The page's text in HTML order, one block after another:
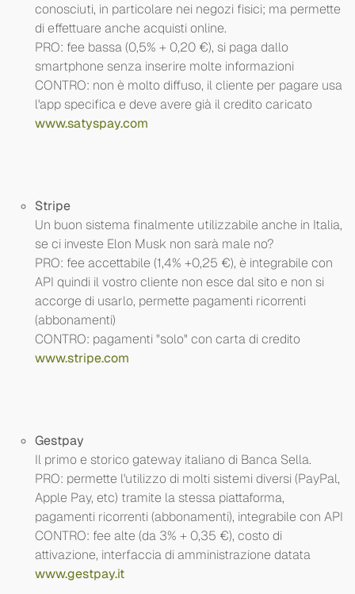
conosciuti, in particolare nei negozi fisici; ma permette
di effettuare anche acquisti online.
PRO: fee bassa (0,5% + 0,20 €), si paga dallo
smartphone senza inserire molte informazioni
CONTRO: non è molto diffuso, il cliente per pagare usa
l'app specifica e deve avere già il credito caricato
www.satyspay.com
Stripe
Un buon sistema finalmente utilizzabile anche in Italia,
se ci investe Elon Musk non sarà male no?
PRO: fee accettabile (1,4% +0,25 €), è integrabile con
API quindi il vostro cliente non esce dal sito e non si
accorge di usarlo, permette pagamenti ricorrenti
(abbonamenti)
CONTRO: pagamenti "solo" con carta di credito
www.stripe.com
Gestpay
Il primo e storico gateway italiano di Banca Sella.
PRO: permette l'utilizzo di molti sistemi diversi (PayPal,
Apple Pay, etc) tramite la stessa piattaforma,
pagamenti ricorrenti (abbonamenti), integrabile con API
CONTRO: fee alte (da 3% + 0,35 €), costo di
attivazione, interfaccia di amministrazione datata
www.gestpay.it